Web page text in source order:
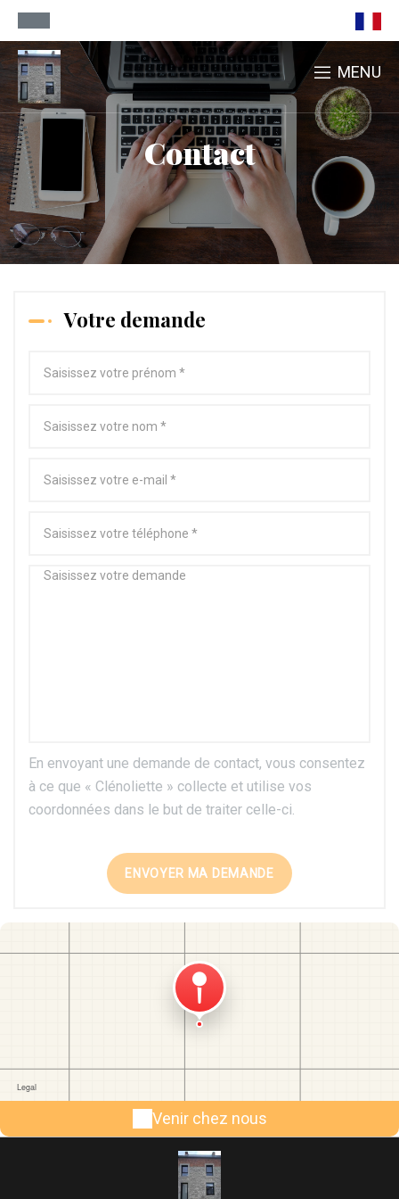
MENU
Contact
Votre demande
En envoyant une demande de contact, vous consentez
à ce que « Clénoliette » collecte et utilise vos
coordonnées dans le but de traiter celle-ci.
Venir chez nous